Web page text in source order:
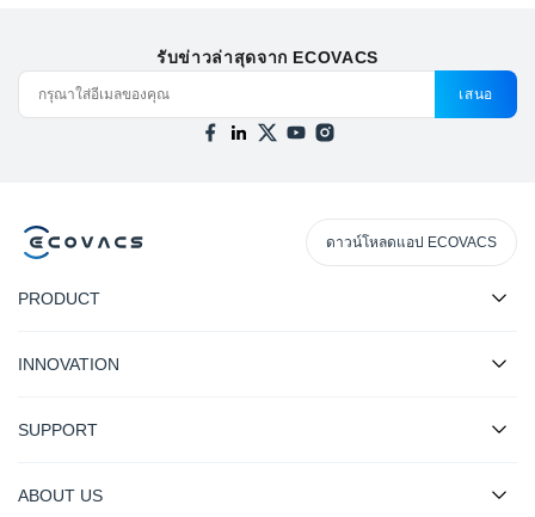
รับข่าวล่าสุดจาก ECOVACS
เสนอ
ดาวน์โหลดแอป ECOVACS
PRODUCT
INNOVATION
SUPPORT
ABOUT US